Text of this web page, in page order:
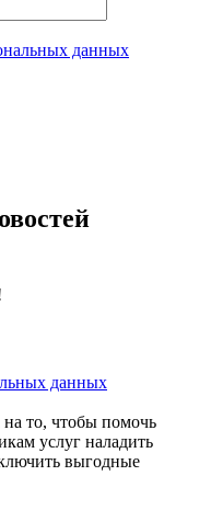
данных
данных
на то, чтобы помочь
услуг наладить
выгодные